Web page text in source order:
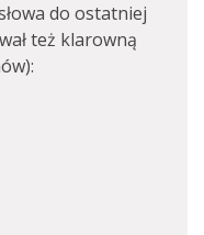
do ostatniej
też klarowną